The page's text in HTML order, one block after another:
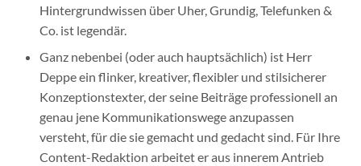
Hintergrundwissen über Uher, Grundig, Telefunken &
Co. ist legendär.
Ganz nebenbei (oder auch hauptsächlich) ist Herr
Deppe ein flinker, kreativer, flexibler und stilsicherer
Konzeptionstexter, der seine Beiträge professionell an
genau jene Kommunikationswege anzupassen
versteht, für die sie gemacht und gedacht sind. Für Ihre
Content-Redaktion arbeitet er aus innerem Antrieb